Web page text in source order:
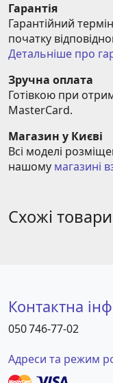
Гарантія
Гарантійний
початку
Детальніше про
Зручна оплата
Готівкою при
MasterCard.
Магазин у Києві
Всі моделі
нашому магазині
Схожі товари
Контактна
050 746-77-02
Адреси та режим